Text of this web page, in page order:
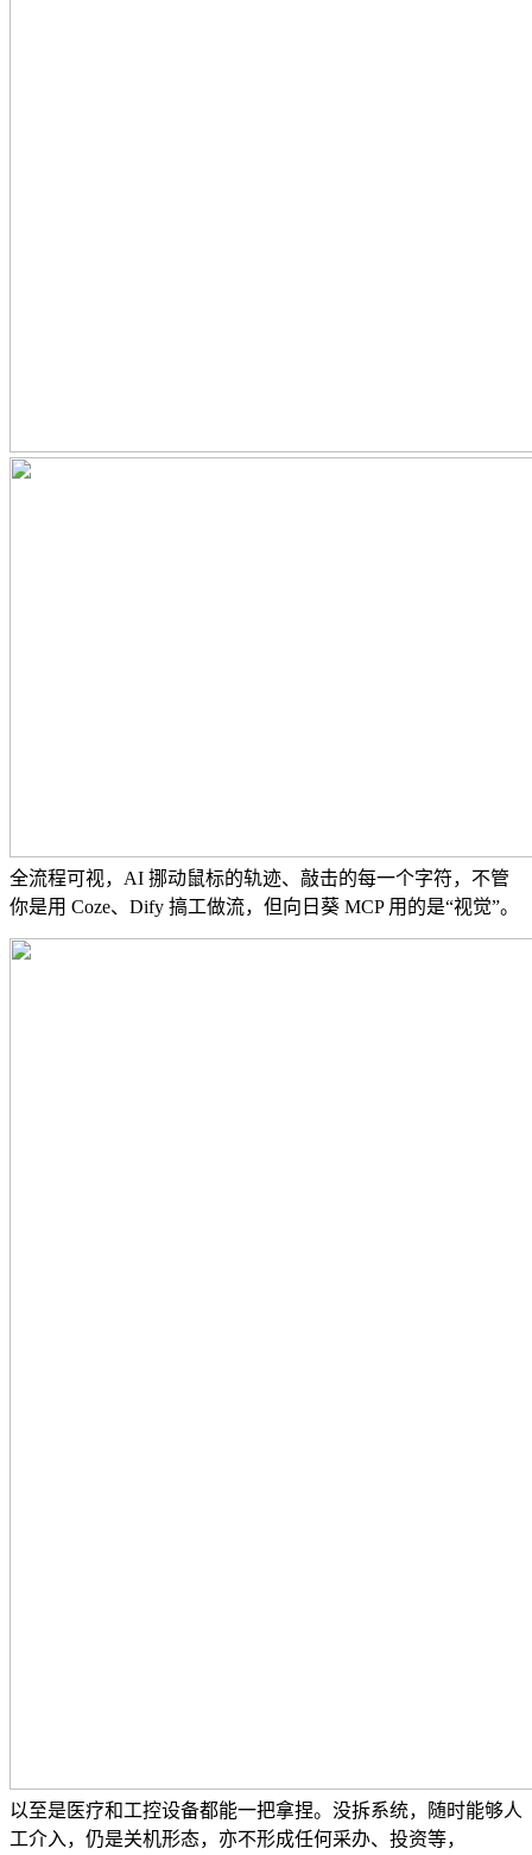
全流程可视，AI 挪动鼠标的轨迹、敲击的每一个字符，不管
你是用 Coze、Dify 搞工做流，但向日葵 MCP 用的是“视觉”。
以至是医疗和工控设备都能一把拿捏。没拆系统，随时能够人
工介入，仍是关机形态，亦不形成任何采办、投资等，